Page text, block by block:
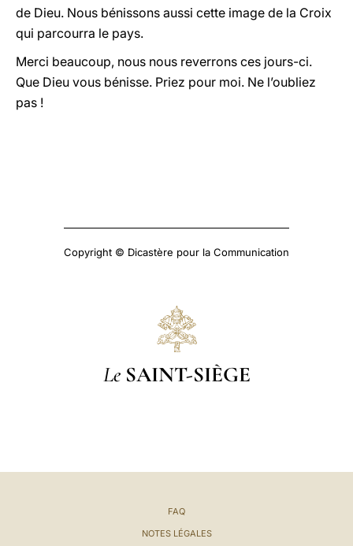
de Dieu. Nous bénissons aussi cette image de la Croix
qui parcourra le pays.
Merci beaucoup, nous nous reverrons ces jours-ci.
Que Dieu vous bénisse. Priez pour moi. Ne l’oubliez
pas !
Copyright © Dicastère pour la Communication
Le SAINT-SIÈGE
FAQ
NOTES LÉGALES